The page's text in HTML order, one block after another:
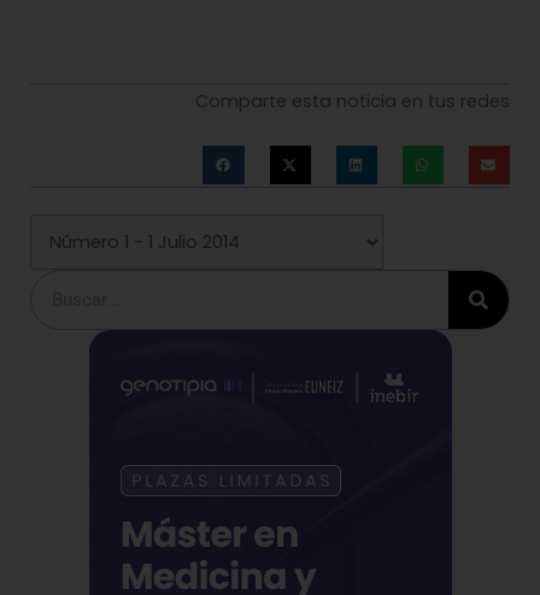
Comparte esta noticia en tus redes